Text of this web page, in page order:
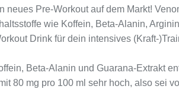
neues Pre-Workout auf dem Markt!
wie Koffein, Beta-Alanin,
Drink für dein intensives (Kraft-
Beta-Alanin und Guarana-Extrakt
80 mg pro 100 ml sehr hoch, also sei